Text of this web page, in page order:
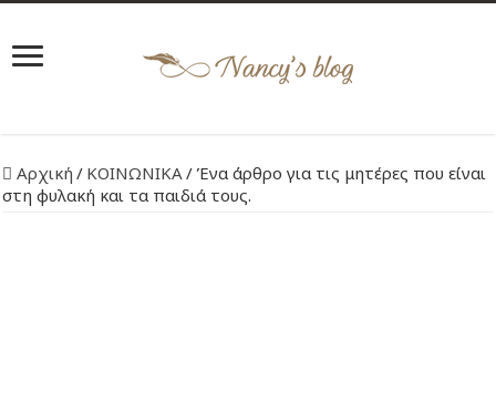
Αρχική / ΚΟΙΝΩΝΙΚΑ/Ένα άρθρο για τις μητέρες που είναι
στη φυλακή και τα παιδιά τους.